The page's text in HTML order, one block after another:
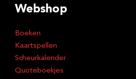
Webshop
Boeken
Kaartspellen
Scheurkalender
Quoteboekjes